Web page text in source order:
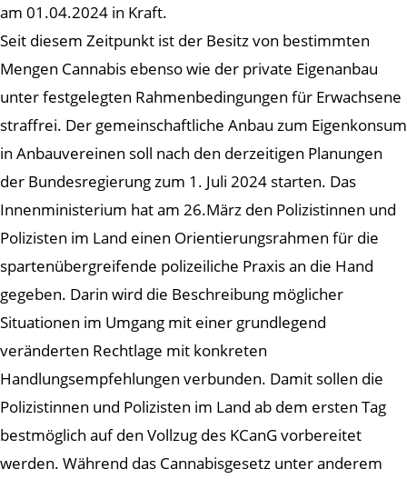
am 01.04.2024 in Kraft.
Seit diesem Zeitpunkt ist der Besitz von bestimmten
Mengen Cannabis ebenso wie der private Eigenanbau
unter festgelegten Rahmenbedingungen für Erwachsene
straffrei. Der gemeinschaftliche Anbau zum Eigenkonsum
in Anbauvereinen soll nach den derzeitigen Planungen
der Bundesregierung zum 1. Juli 2024 starten. Das
Innenministerium hat am 26.März den Polizistinnen und
Polizisten im Land einen Orientierungsrahmen für die
spartenübergreifende polizeiliche Praxis an die Hand
gegeben. Darin wird die Beschreibung möglicher
Situationen im Umgang mit einer grundlegend
veränderten Rechtlage mit konkreten
Handlungsempfehlungen verbunden. Damit sollen die
Polizistinnen und Polizisten im Land ab dem ersten Tag
bestmöglich auf den Vollzug des KCanG vorbereitet
werden. Während das Cannabisgesetz unter anderem